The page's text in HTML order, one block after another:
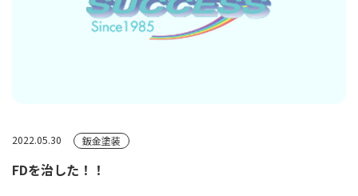
2022.05.30 鈑金塗装
FDを治した！！